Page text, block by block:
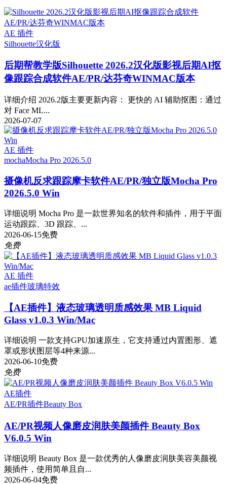
AE 插件
Silhouette汉化版
后期帮教学版Silhouette 2026.2汉化版影视后期AI抠
像跟踪合成软件AE/PR/达芬奇WINMAC版本
详细介绍 2026.2版主要更新内容： 更快的 AI 辅助抠图：通过
对 Face ML...
2026-07-07
AE 插件
mochaMocha Pro 2026.5.0
摄像机反求跟踪摩卡软件AE/PR/独立版Mocha Pro
2026.5.0 Win
详细说明 Mocha Pro 是一款世界知名的软件和插件，用于平面
运动跟踪、3D 跟踪、...
2026-06-15免费
免费
AE 插件
ae插件玻璃特效
【AE插件】液态玻璃透明质感效果 MB Liquid
Glass v1.0.3 Win/Mac
详细说明 一款支持GPU加速原生，它支持通过内置图形、遮
罩或形状图层等4种来源...
2026-06-10免费
免费
AE插件
AE/PR插件Beauty Box
AE/PR视频人像磨皮润肤美颜插件 Beauty Box
V6.0.5 Win
详细说明 Beauty Box 是一款优秀的人像磨皮润肤美容美颜视
频插件，使用简单且自...
2026-06-04免费